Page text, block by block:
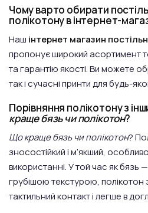
Чому варто обирати
полікотону в інтернет-
Наш інтернет магазин
пропонує широкий асортимент
та гарантію якості. Ви можете
так і сучасні принти для будь-
Порівняння полікотону з
краще бязь чи полікотон?
Що краще бязь чи полікотон?
зносостійкий і м’якший,
використанні. У той час як бязь
грубішою текстурою, полікотон
тактильний контакт і легше в